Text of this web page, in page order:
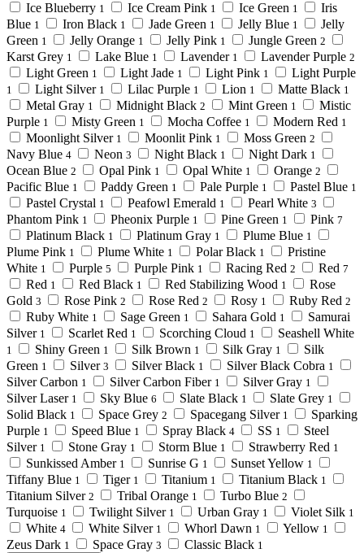
Ice Blueberry 1 Ice Cream Pink 1 Ice Green 1
Iris
Blue 1 Iron Black 1 Jade Green 1 Jelly Blue 1
Jelly
Green 1 Jelly Orange 1 Jelly Pink 1 Jungle Green 2
Karst Grey 1 Lake Blue 1 Lavender 1 Lavender Purple 2
Light Green 1 Light Jade 1 Light Pink 1 Light Purple
1 Light Silver 1 Lilac Purple 1 Lion 1 Matte Black 1
Metal Gray 1 Midnight Black 2 Mint Green 1
Mistic
Purple 1 Misty Green 1 Mocha Coffee 1 Modern Red 1
Moonlight Silver 1 Moonlit Pink 1 Moss Green 2
Navy Blue 4 Neon 3 Night Black 1 Night Dark 1
Ocean Blue 2 Opal Pink 1 Opal White 1 Orange 2
Pacific Blue 1 Paddy Green 1 Pale Purple 1 Pastel Blue 1
Pastel Crystal 1 Peafowl Emerald 1 Pearl White 3
Phantom Pink 1 Pheonix Purple 1 Pine Green 1 Pink 7
Platinum Black 1 Platinum Gray 1 Plume Blue 1
Plume Pink 1 Plume White 1 Polar Black 1
Pristine
White 1 Purple 5 Purple Pink 1 Racing Red 2 Red 7
Red 1 Red Black 1 Red Stabilizing Wood 1
Rose
Gold 3 Rose Pink 2 Rose Red 2 Rosy 1 Ruby Red 2
Ruby White 1 Sage Green 1 Sahara Gold 1
Samurai
Silver 1 Scarlet Red 1 Scorching Cloud 1 Seashell White
1 Shiny Green 1 Silk Brown 1 Silk Gray 1
Silk
Green 1 Silver 3 Silver Black 1 Silver Black Cobra 1
Silver Carbon 1 Silver Carbon Fiber 1 Silver Gray 1
Silver Laser 1 Sky Blue 6 Slate Black 1 Slate Grey 1
Solid Black 1 Space Grey 2 Spacegang Silver 1
Sparking
Purple 1 Speed Blue 1 Spray Black 4 SS 1
Steel
Silver 1 Stone Gray 1 Storm Blue 1 Strawberry Red 1
Sunkissed Amber 1 Sunrise G 1 Sunset Yellow 1
Tiffany Blue 1 Tiger 1 Titanium 1 Titanium Black 1
Titanium Silver 2 Tribal Orange 1 Turbo Blue 2
Turquoise 1 Twilight Silver 1 Urban Gray 1 Violet Silk 1
White 4 White Silver 1 Whorl Dawn 1 Yellow 1
Zeus Dark 1 Space Gray 3 Classic Black 1